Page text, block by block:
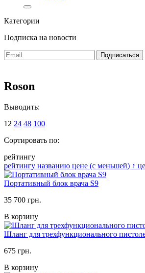
Категории
Подписка на новости
Roson
Выводить:
12 24 48 100
Сортировать по:
рейтингу
рейтингу названию цене (с меньшей) ↑
Портативный блок врача S9
35 700 грн.
В корзину
Шланг для трехфункционального
675 грн.
В корзину